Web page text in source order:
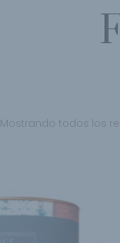
Mostrando todos los